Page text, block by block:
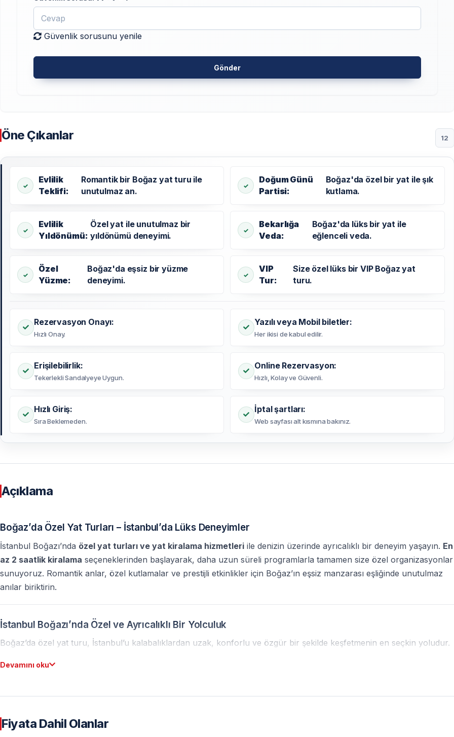
Güvenlik sorusunu yenile
Gönder
Öne Çıkanlar 12
Evlilik
Teklifi:
Romantik bir Boğaz yat turu ile
unutulmaz an.
Doğum Günü
Partisi:
Boğaz'da özel bir yat ile şık
kutlama.
Evlilik
Yıldönümü:
Özel yat ile unutulmaz bir
yıldönümü deneyimi.
Bekarlığa
Veda:
Boğaz'da lüks bir yat ile
eğlenceli veda.
Özel
Yüzme:
Boğaz'da eşsiz bir yüzme
deneyimi.
VIP
Tur:
Size özel lüks bir VIP Boğaz yat
turu.
Rezervasyon Onayı:
Hızlı Onay.
Yazılı veya Mobil biletler:
Her ikisi de kabul edilir.
Erişilebilirlik:
Tekerlekli Sandalyeye Uygun.
Online Rezervasyon:
Hızlı, Kolay ve Güvenli.
Hızlı Giriş:
Sıra Beklemeden.
İptal şartları:
Web sayfası alt kısmına bakınız.
Açıklama
Boğaz’da Özel Yat Turları – İstanbul’da Lüks Deneyimler
İstanbul Boğazı’nda özel yat turları ve yat kiralama hizmetleri ile denizin üzerinde ayrıcalıklı bir deneyim yaşayın. En
az 2 saatlik kiralama seçeneklerinden başlayarak, daha uzun süreli programlarla tamamen size özel organizasyonlar
sunuyoruz. Romantik anlar, özel kutlamalar ve prestijli etkinlikler için Boğaz’ın eşsiz manzarası eşliğinde unutulmaz
anılar biriktirin.
İstanbul Boğazı’nda Özel ve Ayrıcalıklı Bir Yolculuk
Boğaz’da özel yat turu, İstanbul’u kalabalıklardan uzak, konforlu ve özgür bir şekilde keşfetmenin en seçkin yoludur.
yaşarsınız. Gün doğumundan gün batımına, gündüzden geceye Boğaz her saat farklı bir atmosfer sunar.
Devamını oku
Fiyata Dahil Olanlar